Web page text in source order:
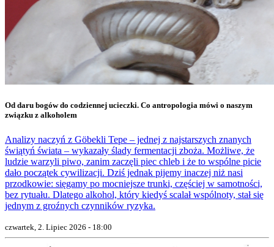
Od daru bogów do codziennej ucieczki. Co antropologia mówi o naszym
związku z alkoholem
Analizy naczyń z Göbekli Tepe – jednej z najstarszych znanych
świątyń świata – wykazały ślady fermentacji zboża. Możliwe, że
ludzie warzyli piwo, zanim zaczęli piec chleb i że to wspólne picie
dało początek cywilizacji. Dziś jednak pijemy inaczej niż nasi
przodkowie: sięgamy po mocniejsze trunki, częściej w samotności,
bez rytuału. Dlatego alkohol, który kiedyś scalał wspólnoty, stał się
jednym z groźnych czynników ryzyka.
czwartek, 2. Lipiec 2026 - 18:00